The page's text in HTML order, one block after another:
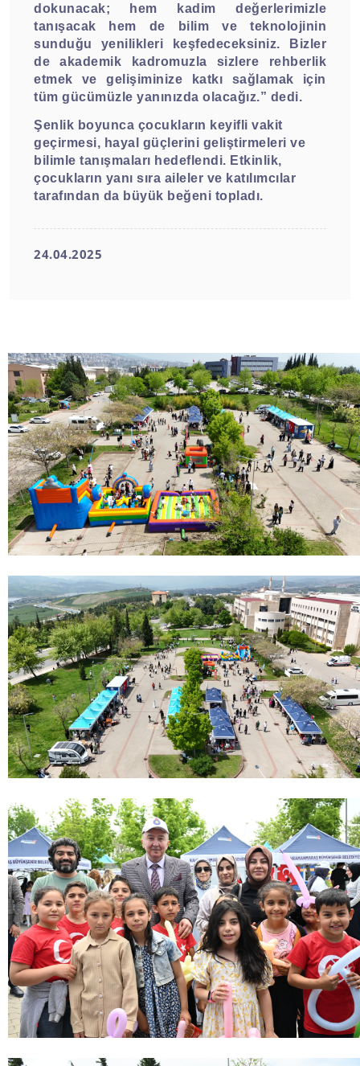
dokunacak; hem kadim değerlerimizle
tanışacak hem de bilim ve teknolojinin
sunduğu yenilikleri keşfedeceksiniz. Bizler
de akademik kadromuzla sizlere rehberlik
etmek ve gelişiminize katkı sağlamak için
tüm gücümüzle yanınızda olacağız.” dedi.
Şenlik boyunca çocukların keyifli vakit
geçirmesi, hayal güçlerini geliştirmeleri ve
bilimle tanışmaları hedeflendi. Etkinlik,
çocukların yanı sıra aileler ve katılımcılar
tarafından da büyük beğeni topladı.
24.04.2025